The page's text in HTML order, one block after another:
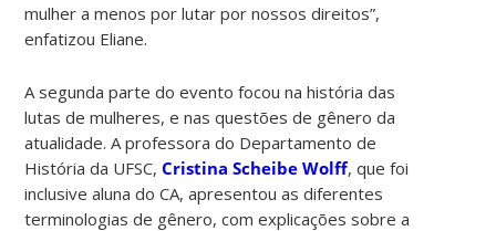
mulher a menos por lutar por nossos direitos”,
enfatizou Eliane.
A segunda parte do evento focou na história das
lutas de mulheres, e nas questões de gênero da
atualidade. A professora do Departamento de
História da UFSC,Cristina Scheibe Wolff, que foi
inclusive aluna do CA, apresentou as diferentes
terminologias de gênero, com explicações sobre a